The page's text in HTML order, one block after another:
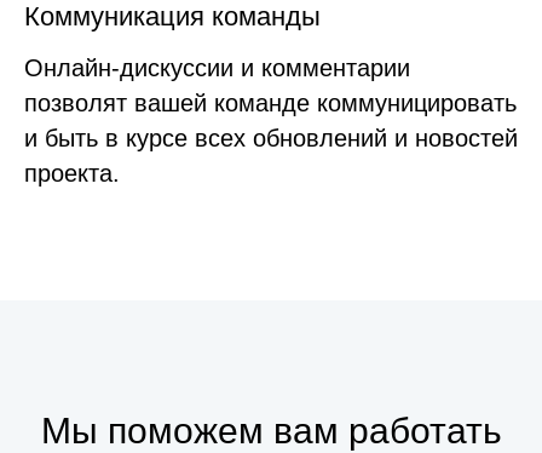
Коммуникация команды
Онлайн-дискуссии и комментарии
позволят вашей команде коммуницировать
и быть в курсе всех обновлений и новостей
проекта.
Мы поможем вам работать